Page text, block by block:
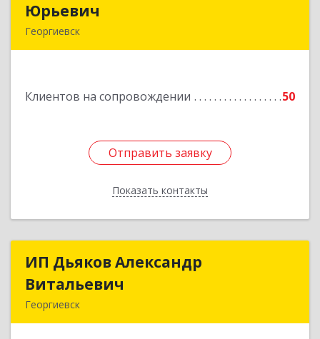
Юрьевич
Георгиевск
Клиентов на сопровождении 50
Отправить заявку
Показать контакты
Отправить заявку
Назад
ИП Дьяков Александр
Витальевич
Георгиевск
ИП Дьяков Александр